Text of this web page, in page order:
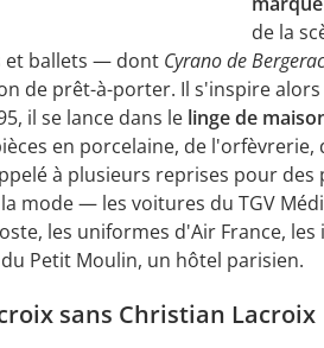
de la
et ballets — dont Cyrano de Bergerac
de prêt-à-porter. Il s'inspire
il se lance dans le linge de
en porcelaine, de
à plusieurs reprises pour
mode — les voitures du TGV
les uniformes d'Air France,
Petit Moulin, un hôtel parisien.
sans Christian Lacroix